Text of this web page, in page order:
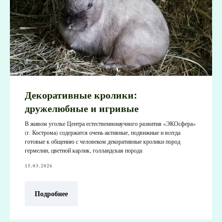
Декоративные кролики:
дружелюбные и игривые
В живом уголке Центра естественнонаучного развития «ЭКОсфера»
(г. Кострома) содержатся очень активные, подвижные и всегда
готовые к общению с человеком декоративные кролики пород
гермелин, цветной карлик, голландская порода
15.03.2026
Подробнее